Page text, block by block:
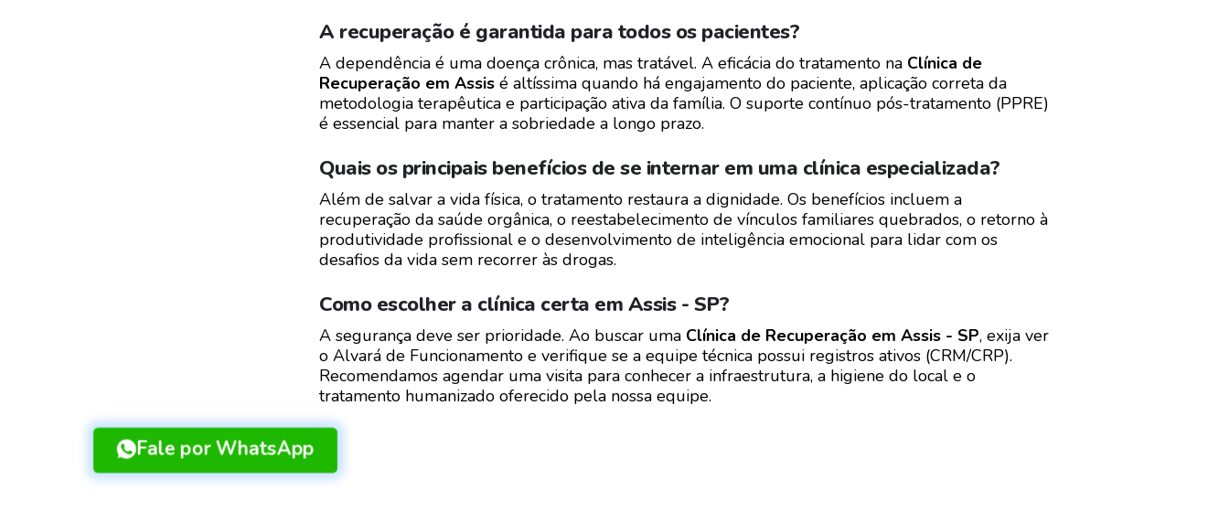
A recuperação é garantida para todos os pacientes?
A dependência é uma doença crônica, mas tratável. A eficácia do tratamento na Clínica de
Recuperação em Assis é altíssima quando há engajamento do paciente, aplicação correta da
metodologia terapêutica e participação ativa da família. O suporte contínuo pós-tratamento (PPRE)
é essencial para manter a sobriedade a longo prazo.
Quais os principais benefícios de se internar em uma clínica especializada?
Além de salvar a vida física, o tratamento restaura a dignidade. Os benefícios incluem a
recuperação da saúde orgânica, o reestabelecimento de vínculos familiares quebrados, o retorno à
produtividade profissional e o desenvolvimento de inteligência emocional para lidar com os
desafios da vida sem recorrer às drogas.
Como escolher a clínica certa em Assis - SP?
A segurança deve ser prioridade. Ao buscar uma Clínica de Recuperação em Assis - SP, exija ver
o Alvará de Funcionamento e verifique se a equipe técnica possui registros ativos (CRM/CRP).
Recomendamos agendar uma visita para conhecer a infraestrutura, a higiene do local e o
tratamento humanizado oferecido pela nossa equipe.
Fale por WhatsApp